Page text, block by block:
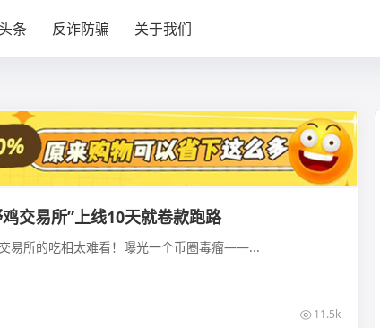
条 反诈防骗 关于我们
交易所”上线10天就卷款跑路
易所的吃相太难看！曝光一个币圈毒瘤——...
11.5k